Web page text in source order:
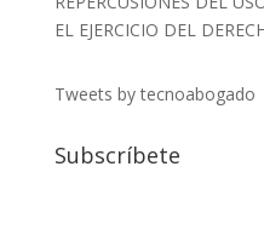
EL EJERCICIO DEL
Tweets by tecnoabogado
Subscríbete